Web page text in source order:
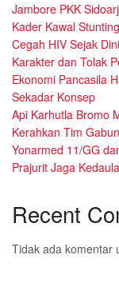
Jambore PKK
Kader Kawal
Cegah HIV Sejak
Karakter dan Tolak
Ekonomi Pancasila
Sekadar Konsep
Api Karhutla Bromo
Kerahkan Tim
Yonarmed 11/GG
Prajurit Jaga
Recent
Tidak ada komentar